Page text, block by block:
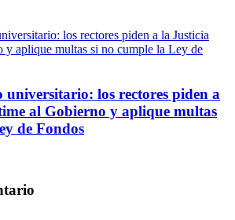
universitario: los rectores piden a
al Gobierno y aplique multas
de Fondos